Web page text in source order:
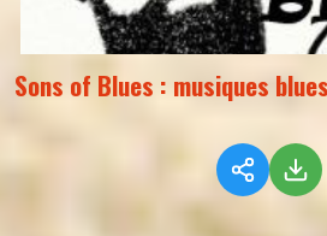
Sons of Blues : musiques